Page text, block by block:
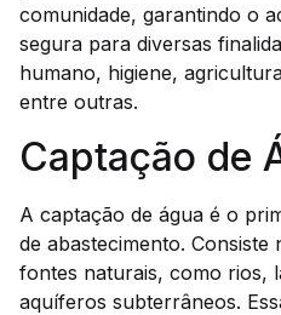
comunidade, garantindo o
segura para diversas
humano, higiene,
entre outras.
Captação de
A captação de água é o
de abastecimento. Consiste
fontes naturais, como rios,
aquíferos subterrâneos.